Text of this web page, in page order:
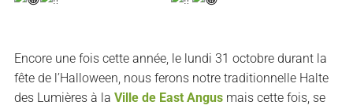
Encore une fois cette année, le lundi 31 octobre durant la
fête de l’Halloween, nous ferons notre traditionnelle Halte
des Lumières à la Ville de East Angusmais cette fois, se